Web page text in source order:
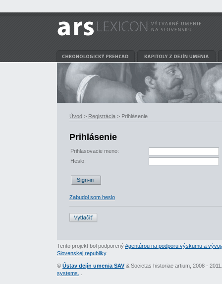
Úvod > Registrácia > Prihlásenie
Prihlásenie
Prihlasovacie meno:
Heslo:
Zabudol som heslo
Tento projekt bol podporenýAgentúrou na podporu výskumu a
Slovenskej republiky.
© Ústav dejín umenia SAV & Societas historiae artium, 2008 -
systems.